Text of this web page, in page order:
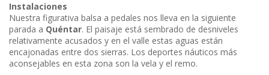
Instalaciones
Nuestra figurativa balsa a pedales nos lleva en la siguiente
parada a Quéntar. El paisaje está sembrado de desniveles
relativamente acusados y en el valle estas aguas están
encajonadas entre dos sierras. Los deportes náuticos más
aconsejables en esta zona son la vela y el remo.